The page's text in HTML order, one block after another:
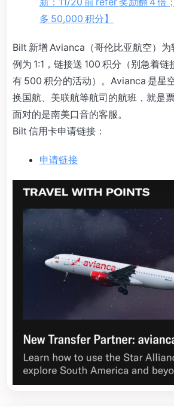
多 50,000 积分】
Bilt 新增 Avianca（哥伦比亚航空）
例为 1:1，链接送 100 积分（别急着
有 500 积分的活动）。Avianca 是星
换国航、美联航等航司的航班，就是
面对的是南美口音的客服。
Bilt 信用卡申请链接：
申请链接